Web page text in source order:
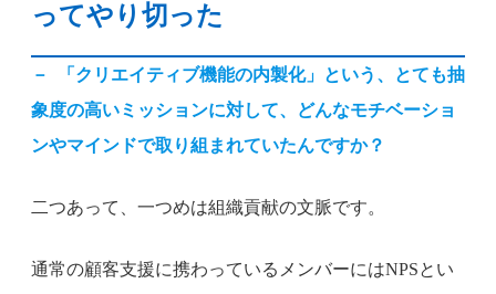
ってやり切った
－
「クリエイティブ機能の内製化」という、とても抽
象度の高いミッションに対して、どんなモチベーショ
ンやマインドで取り組まれていたんですか？
二つあって、一つめは組織貢献の文脈です。
通常の顧客支援に携わっているメンバーにはNPSとい